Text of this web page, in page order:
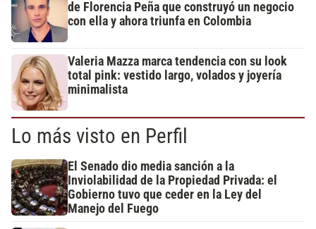
de Florencia Peña que construyó un negocio
con ella y ahora triunfa en Colombia
Valeria Mazza marca tendencia con su look
total pink: vestido largo, volados y joyería
minimalista
Lo más visto en Perfil
El Senado dio media sanción a la
Inviolabilidad de la Propiedad Privada: el
Gobierno tuvo que ceder en la Ley del
Manejo del Fuego